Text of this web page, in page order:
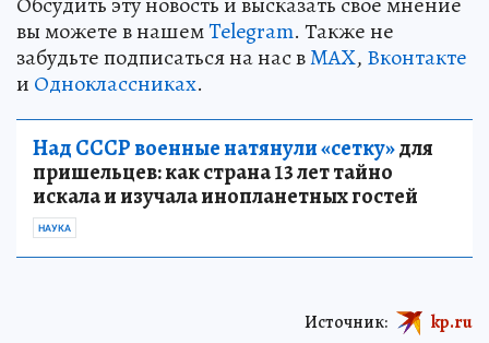
вы можете в нашемTelegram. Также не
забудьте подписаться на нас вMAX, Вконтакте
и Одноклассниках.
Над СССР военные натянули «сетку»для
пришельцев: как страна 13 лет тайно
искала и изучала инопланетных гостей
НАУКА
Источник: kp.ru